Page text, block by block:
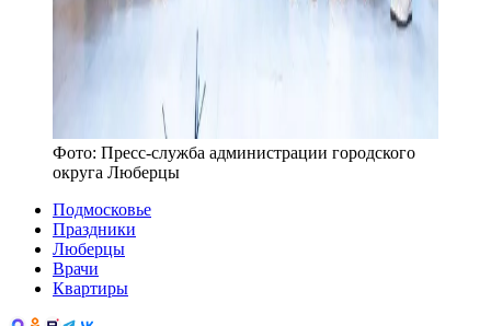
Фото: Пресс-служба администрации городского
округа Люберцы
Подмосковье
Праздники
Люберцы
Врачи
Квартиры